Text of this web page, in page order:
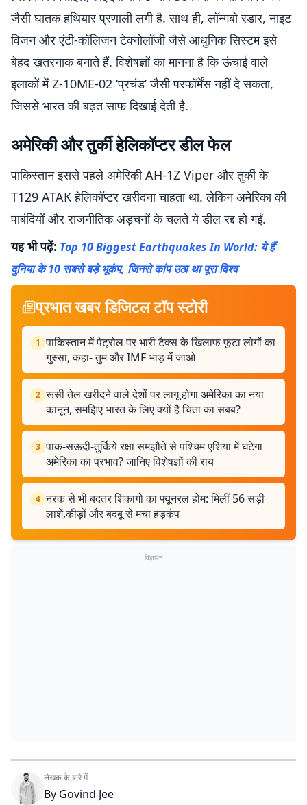
जैसी घातक हथियार प्रणाली लगी है. साथ ही, लॉन्गबो रडार, नाइट
विजन और एंटी-कॉलिजन टेक्नोलॉजी जैसे आधुनिक सिस्टम इसे
बेहद खतरनाक बनाते हैं. विशेषज्ञों का मानना है कि ऊंचाई वाले
इलाकों में Z-10ME-02 ‘प्रचंड’ जैसी परफॉर्मेंस नहीं दे सकता,
जिससे भारत की बढ़त साफ दिखाई देती है.
अमेरिकी और तुर्की हेलिकॉप्टर डील फेल
पाकिस्तान इससे पहले अमेरिकी AH-1Z Viper और तुर्की के
T129 ATAK हेलिकॉप्टर खरीदना चाहता था. लेकिन अमेरिका की
पाबंदियों और राजनीतिक अड़चनों के चलते ये डील रद्द हो गईं.
यह भी पढ़ें: Top 10 Biggest Earthquakes In World: ये हैं
दुनिया के 10 सबसे बड़े भूकंप, जिनसे कांप उठा था पूरा विश्व
प्रभात खबर डिजिटल टॉप स्टोरी
1 पाकिस्तान में पेट्रोल पर भारी टैक्स के खिलाफ फूटा लोगों का
गुस्सा, कहा- तुम और IMF भाड़ में जाओ
2 रूसी तेल खरीदने वाले देशों पर लागू होगा अमेरिका का नया
कानून, समझिए भारत के लिए क्यों है चिंता का सबब?
3 पाक-सऊदी-तुर्किये रक्षा समझौते से पश्चिम एशिया में घटेगा
अमेरिका का प्रभाव? जानिए विशेषज्ञों की राय
4 नरक से भी बदतर शिकागो का फ्यूनरल होम: मिलीं 56 सड़ी
लाशें,कीड़ों और बदबू से मचा हड़कंप
विज्ञापन
लेखक के बारे में
By Govind Jee